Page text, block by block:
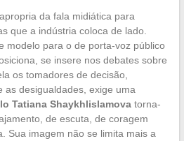
da fala midiática para
que a indústria coloca de lado.
modelo para o de porta-voz público
se insere nos debates sobre
os tomadores de decisão,
as desigualdades, exige uma
Tatiana Shaykhlislamovatorna-
de escuta, de coragem
Sua imagem não se limita mais a